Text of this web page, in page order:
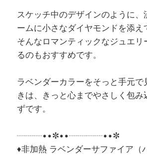
スケッチ中のデザインのように、
ームに小さなダイヤモンドを添え
そんなロマンティックなジュエリ
るのもおすすめです。
ラベンダーカラーをそっと手元で
きは、きっと心までやさしく包み
ずです。
┈┈┈••✼••┈┈┈┈••✼
♦非加熱 ラベンダーサファイア（